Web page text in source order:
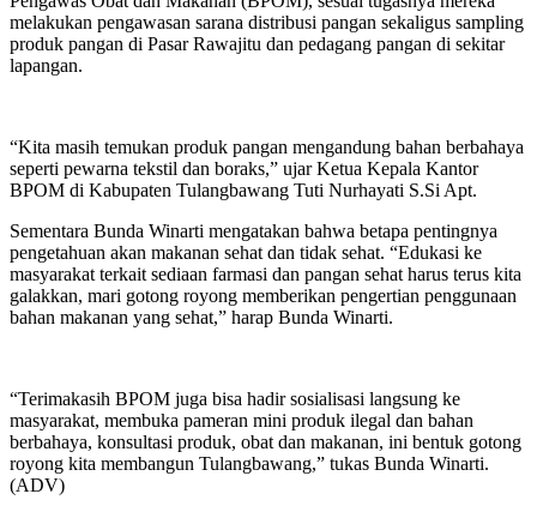
melakukan pengawasan sarana distribusi pangan sekaligus sampling
produk pangan di Pasar Rawajitu dan pedagang pangan di sekitar
lapangan.
“Kita masih temukan produk pangan mengandung bahan berbahaya
seperti pewarna tekstil dan boraks,” ujar Ketua Kepala Kantor
BPOM di Kabupaten Tulangbawang Tuti Nurhayati S.Si Apt.
Sementara Bunda Winarti mengatakan bahwa betapa pentingnya
pengetahuan akan makanan sehat dan tidak sehat. “Edukasi ke
masyarakat terkait sediaan farmasi dan pangan sehat harus terus kita
galakkan, mari gotong royong memberikan pengertian penggunaan
bahan makanan yang sehat,” harap Bunda Winarti.
“Terimakasih BPOM juga bisa hadir sosialisasi langsung ke
masyarakat, membuka pameran mini produk ilegal dan bahan
berbahaya, konsultasi produk, obat dan makanan, ini bentuk gotong
royong kita membangun Tulangbawang,” tukas Bunda Winarti.
(ADV)